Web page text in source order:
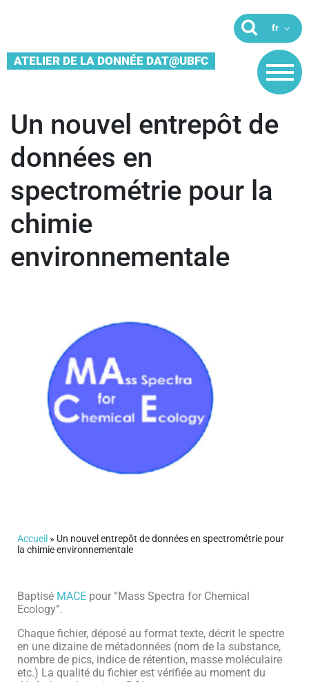
ATELIER DE LA DONNÉE DAT@UBFC
Un nouvel entrepôt de
données en
spectrométrie pour la
chimie
environnementale
Accueil » Un nouvel entrepôt de données en spectrométrie pour
la chimie environnementale
Baptisé MACE pour “Mass Spectra for Chemical
Ecology”.
Chaque fichier, déposé au format texte, décrit le spectre
en une dizaine de métadonnées (nom de la substance,
nombre de pics, indice de rétention, masse moléculaire
etc.) La qualité du fichier est vérifiée au moment du